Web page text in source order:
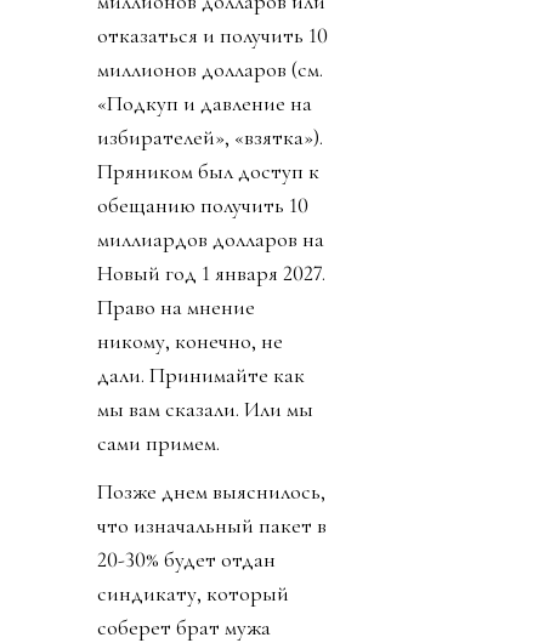
отказаться и получить 10
миллионов долларов (см.
«Подкуп и давление на
избирателей», «взятка»).
Пряником был доступ к
обещанию получить 10
миллиардов долларов на
Новый год 1 января 2027.
Право на мнение
никому, конечно, не
дали. Принимайте как
мы вам сказали. Или мы
сами примем.
Позже днем выяснилось,
что изначальный пакет в
20-30% будет отдан
синдикату, который
соберет брат мужа